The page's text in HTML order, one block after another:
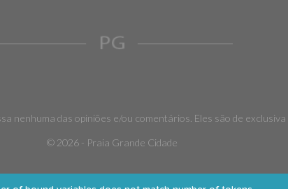
nenhuma das opiniões e/ou comentários. Eles são de
© 2026 - Praia Grande Cidade